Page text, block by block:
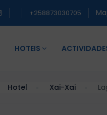
+258873030705
HOTEIS
Hotel Xai-Xai